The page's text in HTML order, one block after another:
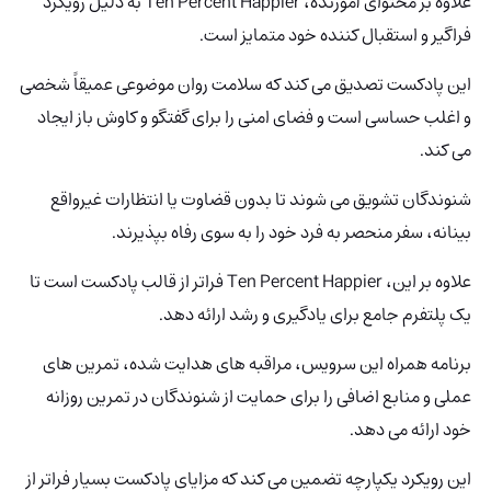
فراگیر و استقبال کننده خود متمایز است.
این پادکست تصدیق می کند که سلامت روان موضوعی عمیقاً شخصی
و اغلب حساسی است و فضای امنی را برای گفتگو و کاوش باز ایجاد
می کند.
شنوندگان تشویق می شوند تا بدون قضاوت یا انتظارات غیرواقع
بینانه، سفر منحصر به فرد خود را به سوی رفاه بپذیرند.
علاوه بر این، Ten Percent Happier
فراتر از قالب پادکست است تا
یک پلتفرم جامع برای یادگیری و رشد ارائه دهد.
برنامه همراه این سرویس، مراقبه های هدایت شده، تمرین های
عملی و منابع اضافی را برای حمایت از شنوندگان در تمرین روزانه
خود ارائه می دهد.
این رویکرد یکپارچه تضمین می کند که مزایای پادکست بسیار فراتر از